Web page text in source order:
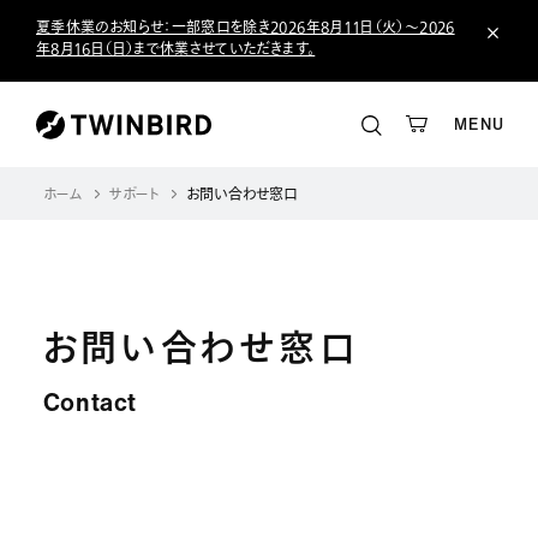
夏季休業のお知らせ：一部窓口を除き2026年8月11日（火）～2026
年8月16日（日）まで休業させていただきます。
MENU
ホーム サポート お問い合わせ窓口
お問い合わせ窓口
Contact